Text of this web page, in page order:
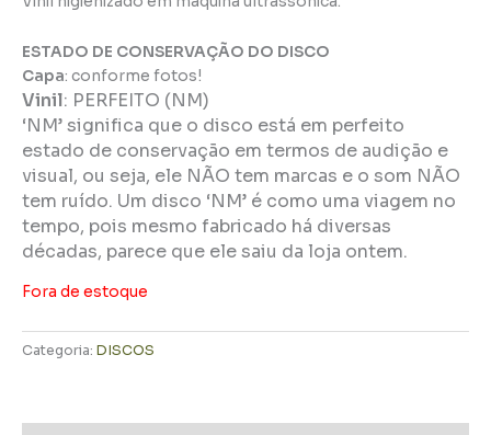
ESTADO DE CONSERVAÇÃO DO DISCO
Capa: conforme fotos!
Vinil: PERFEITO (NM)
‘NM’ significa que o disco está em perfeito
estado de conservação em termos de audição e
visual, ou seja, ele NÃO tem marcas e o som NÃO
tem ruído. Um disco ‘NM’ é como uma viagem no
tempo, pois mesmo fabricado há diversas
décadas, parece que ele saiu da loja ontem.
Fora de estoque
Categoria: DISCOS